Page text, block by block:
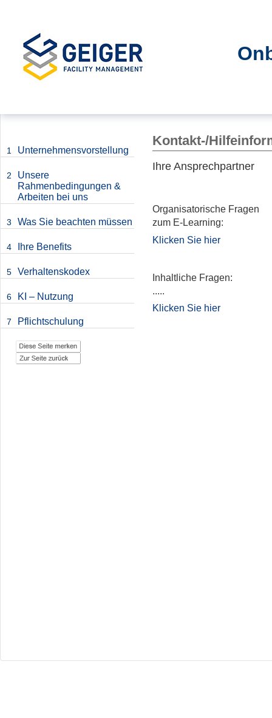
Kontakt-/
Ihre Ansprechpartner
Organisatorische Fragen
zum E-Learning:
Klicken Sie hier
Inhaltliche Fragen:
.....
Klicken Sie hier
1 Unternehmensvorstellung
2
Unsere
Rahmenbedingungen &
Arbeiten bei uns
3 Was Sie beachten müssen
4 Ihre Benefits
5 Verhaltenskodex
6 KI – Nutzung
7 Pflichtschulung